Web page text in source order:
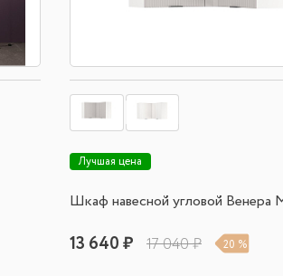
Лучшая цена
Шкаф навесной угловой
13 640 ₽ 17 040 ₽ 20 %